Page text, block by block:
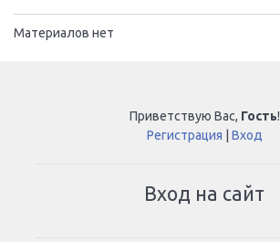
Материалов нет
Приветствую Вас, Гость!
Регистрация
Вход
Вход на сайт